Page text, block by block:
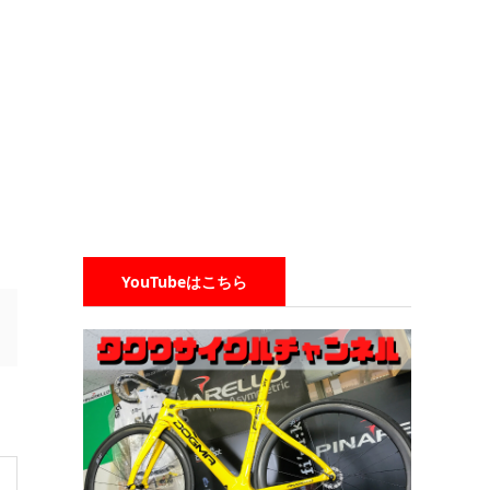
YouTubeはこちら